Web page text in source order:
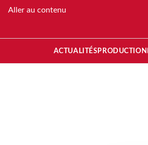
Aller au contenu
ACTUALITÉS PRODUCTION